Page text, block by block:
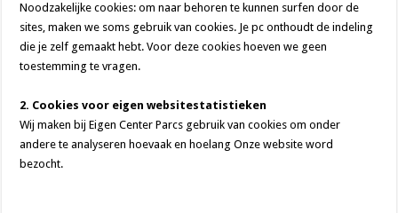
Noodzakelijke cookies: om naar behoren te kunnen surfen door de
sites, maken we soms gebruik van cookies. Je pc onthoudt de indeling
die je zelf gemaakt hebt. Voor deze cookies hoeven we geen
toestemming te vragen.
2. Cookies voor eigen websitestatistieken
Wij maken bij Eigen Center Parcs gebruik van cookies om onder
andere te analyseren hoevaak en hoelang Onze website word
bezocht.